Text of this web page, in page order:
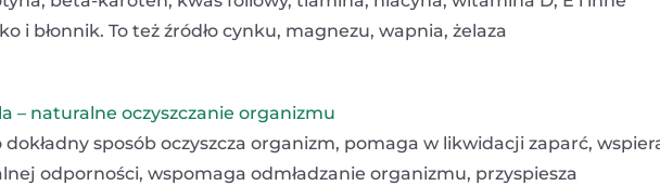
i błonnik. To też źródło cynku, magnezu, wapnia, żelaza
– naturalne oczyszczanie organizmu
sposób oczyszcza organizm, pomaga w likwidacji zaparć,
odporności, wspomaga odmładzanie organizmu, przyspiesza